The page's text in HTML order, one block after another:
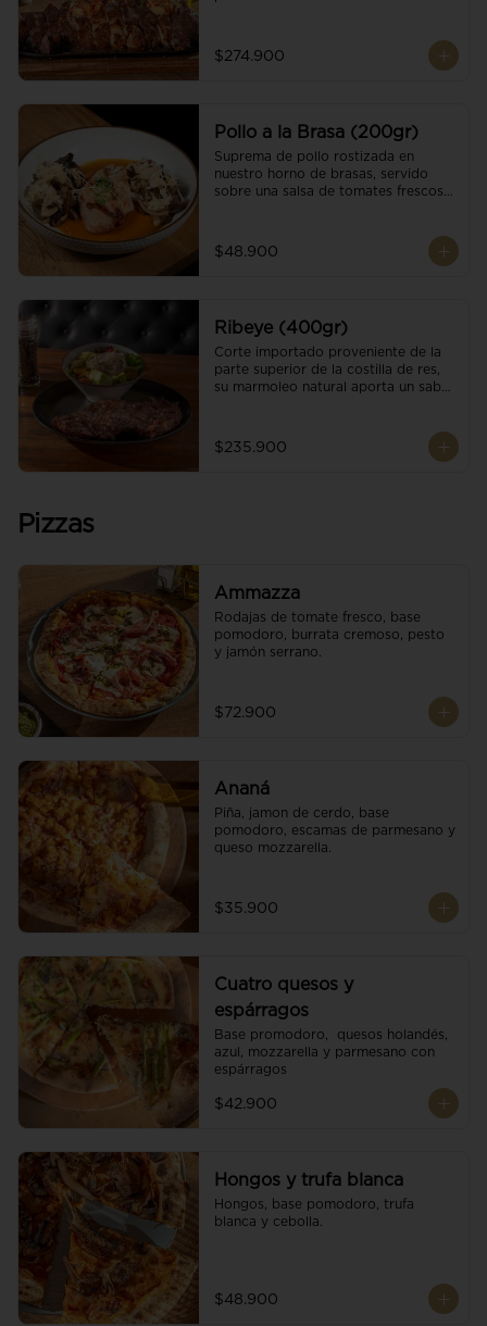
Acompañado de salsa criolla de la
casa.
$274.900
Pollo a la Brasa (200gr)
Suprema de pollo rostizada en
nuestro horno de brasas, servido
sobre una salsa de tomates frescos y
$48.900
Ribeye (400gr)
Corte importado proveniente de la
parte superior de la costilla de res,
su marmoleo natural aporta un sabor
con cristales de sal y mantequilla de
ajo y pimientos. Acompañado de una
$235.900
Pizzas
Ammazza
Rodajas de tomate fresco, base
pomodoro, burrata cremoso, pesto
y jamón serrano.
$72.900
Ananá
Piña, jamon de cerdo, base
pomodoro, escamas de parmesano y
queso mozzarella.
$35.900
Cuatro quesos y
espárragos
Base promodoro,  quesos holandés,
azul, mozzarella y parmesano con
espárragos
$42.900
Hongos y trufa blanca
Hongos, base pomodoro, trufa
blanca y cebolla.
$48.900